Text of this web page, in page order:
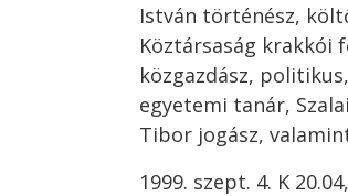
István történész,
Köztársaság krakkói
közgazdász,
egyetemi tanár,
Tibor jogász,
1999. szept. 4. K